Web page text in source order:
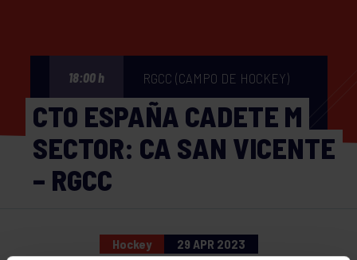
18:00 h RGCC (CAMPO DE HOCKEY)
CTO ESPAÑA CADETE M
SECTOR: CA SAN VICENTE
– RGCC
Hockey 29 APR 2023